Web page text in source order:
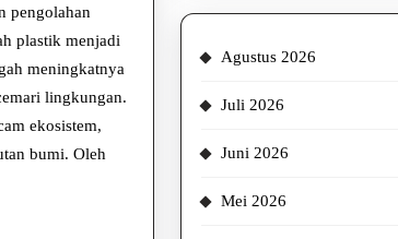
untuk
Lingkungan
Bersih
pengolahan
plastik menjadi
meningkatnya
lingkungan.
ekosistem,
bumi. Oleh
Agustus 2026
Juli 2026
Juni 2026
Mei 2026